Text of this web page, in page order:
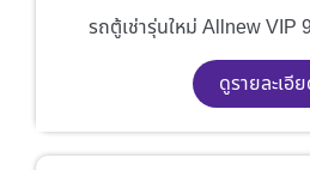
รถตู้เช่ารุ่นใหม่ Allnew VIP
ดูรายละเอี